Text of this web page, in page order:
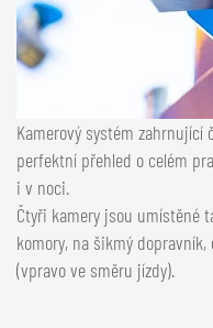
Kamerový systém
perfektní přehled o celém
i v noci.
Čtyři kamery jsou umístěné
komory, na šikmý
(vpravo ve směru jízdy).